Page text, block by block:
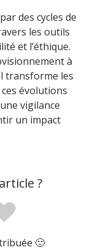
des cycles de
les outils
et l’éthique.
à
transforme les
évolutions
vigilance
un impact
?
🙁